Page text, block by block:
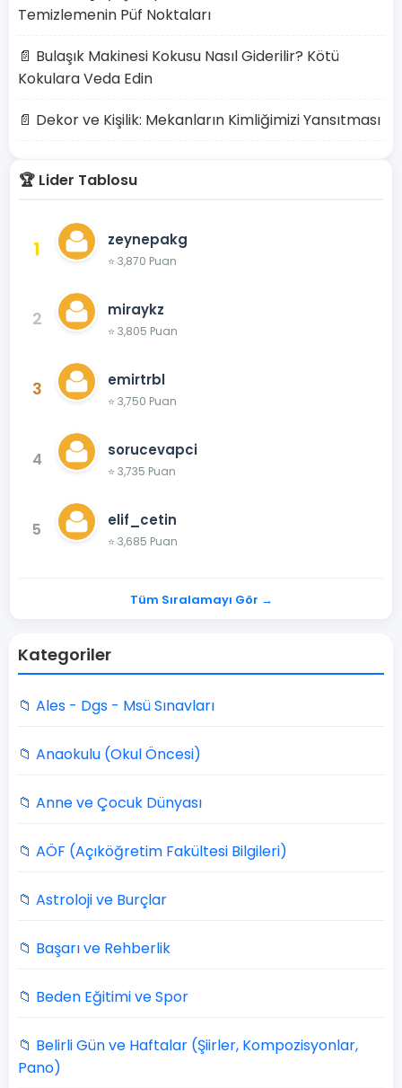
Temizlemenin Püf Noktaları
📄 Bulaşık Makinesi Kokusu Nasıl Giderilir? Kötü
Kokulara Veda Edin
📄 Dekor ve Kişilik: Mekanların Kimliğimizi Yansıtması
🏆 Lider Tablosu
1 zeynepakg
⭐ 3,870 Puan
2 miraykz
⭐ 3,805 Puan
3 emirtrbl
⭐ 3,750 Puan
4 sorucevapci
⭐ 3,735 Puan
5 elif_cetin
⭐ 3,685 Puan
Tüm Sıralamayı Gör →
Kategoriler
📁 Ales - Dgs - Msü Sınavları
📁 Anaokulu (Okul Öncesi)
📁 Anne ve Çocuk Dünyası
📁 AÖF (Açıköğretim Fakültesi Bilgileri)
📁 Astroloji ve Burçlar
📁 Başarı ve Rehberlik
📁 Beden Eğitimi ve Spor
📁 Belirli Gün ve Haftalar (Şiirler, Kompozisyonlar,
Pano)